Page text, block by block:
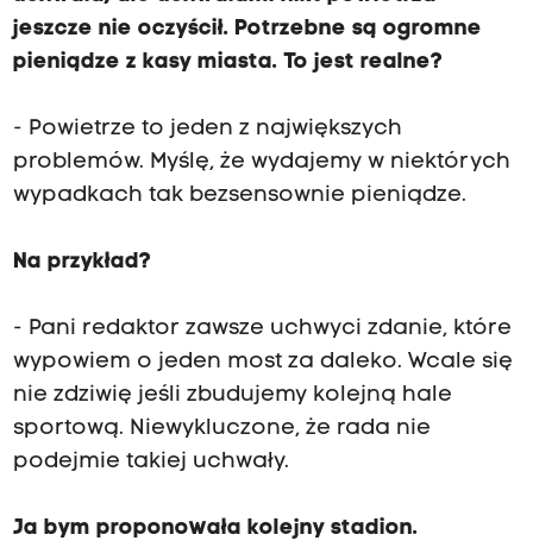
jeszcze nie oczyścił. Potrzebne są ogromne
pieniądze z kasy miasta. To jest realne?
- Powietrze to jeden z największych
problemów. Myślę, że wydajemy w niektórych
wypadkach tak bezsensownie pieniądze.
Na przykład?
- Pani redaktor zawsze uchwyci zdanie, które
wypowiem o jeden most za daleko. Wcale się
nie zdziwię jeśli zbudujemy kolejną hale
sportową. Niewykluczone, że rada nie
podejmie takiej uchwały.
Ja bym proponowała kolejny stadion.